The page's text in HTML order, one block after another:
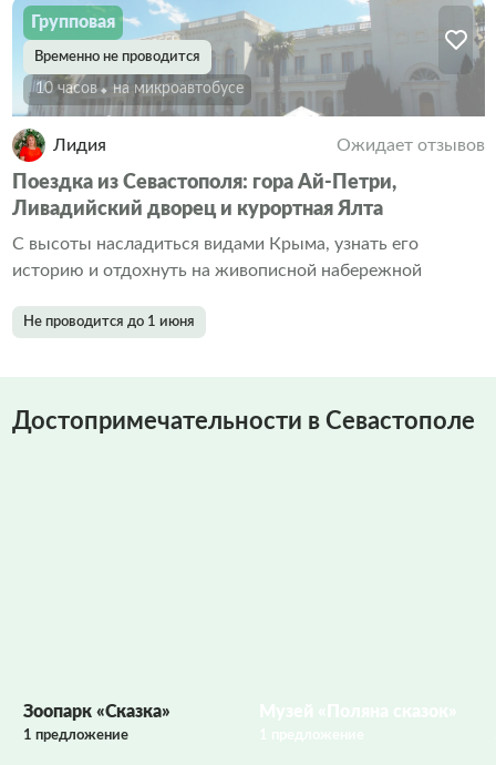
Групповая
Временно не проводится
10 часов На микроавтобусе
Лидия Ожидает отзывов
Поездка из Севастополя: гора Ай-Петри,
Ливадийский дворец и курортная Ялта
С высоты насладиться видами Крыма, узнать его
историю и отдохнуть на живописной набережной
Не проводится до 1 июня
Достопримечательности в Севастополе
Зоопарк «Сказка»
1 предложение